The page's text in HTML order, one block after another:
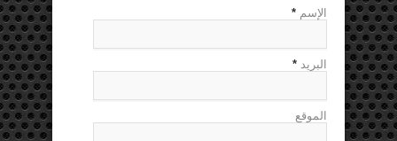
الإسم *
البريد *
الموقع